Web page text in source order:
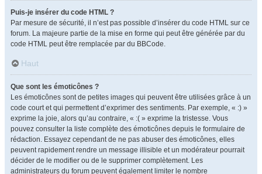
Puis-je insérer du code HTML ?
Par mesure de sécurité, il n’est pas possible d’insérer du code HTML sur ce
forum. La majeure partie de la mise en forme qui peut être générée par du
code HTML peut être remplacée par du BBCode.
Haut
Que sont les émoticônes ?
Les émoticônes sont de petites images qui peuvent être utilisées grâce à un
code court et qui permettent d’exprimer des sentiments. Par exemple, « :) »
exprime la joie, alors qu’au contraire, « :( » exprime la tristesse. Vous
pouvez consulter la liste complète des émoticônes depuis le formulaire de
rédaction. Essayez cependant de ne pas abuser des émoticônes, elles
peuvent rapidement rendre un message illisible et un modérateur pourrait
décider de le modifier ou de le supprimer complètement. Les
administrateurs du forum peuvent également limiter le nombre